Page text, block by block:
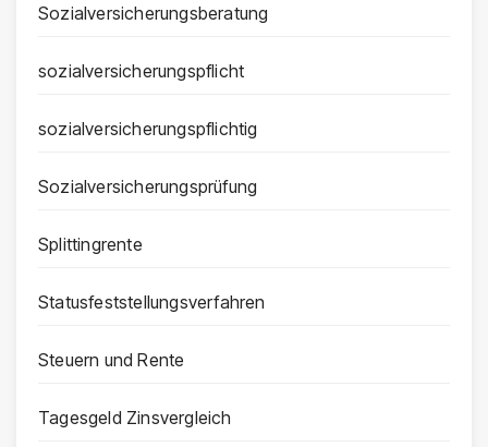
Sozialversicherungsberatung
sozialversicherungspflicht
sozialversicherungspflichtig
Sozialversicherungsprüfung
Splittingrente
Statusfeststellungsverfahren
Steuern und Rente
Tagesgeld Zinsvergleich